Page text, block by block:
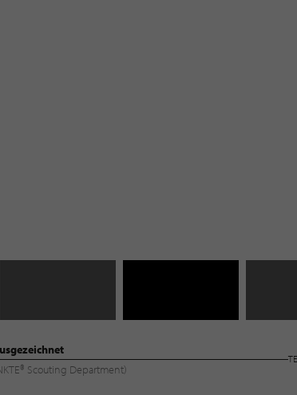
Scouting Department)